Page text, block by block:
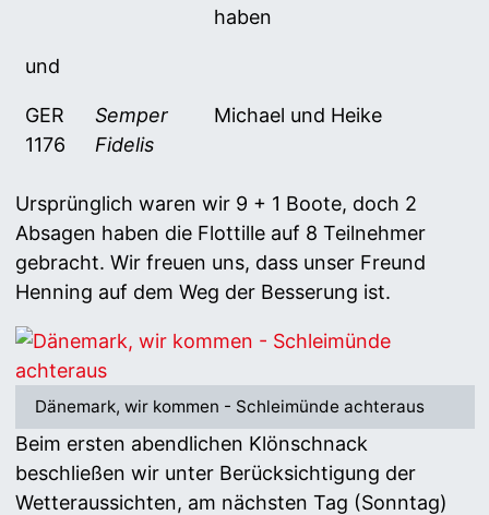
haben
und
GER
1176
Semper
Fidelis
Michael und Heike
Ursprünglich waren wir 9 + 1 Boote, doch 2
Absagen haben die Flottille auf 8 Teilnehmer
gebracht. Wir freuen uns, dass unser Freund
Henning auf dem Weg der Besserung ist.
Dänemark, wir kommen - Schleimünde achteraus
Beim ersten abendlichen Klönschnack
beschließen wir unter Berücksichtigung der
Wetteraussichten, am nächsten Tag (Sonntag)